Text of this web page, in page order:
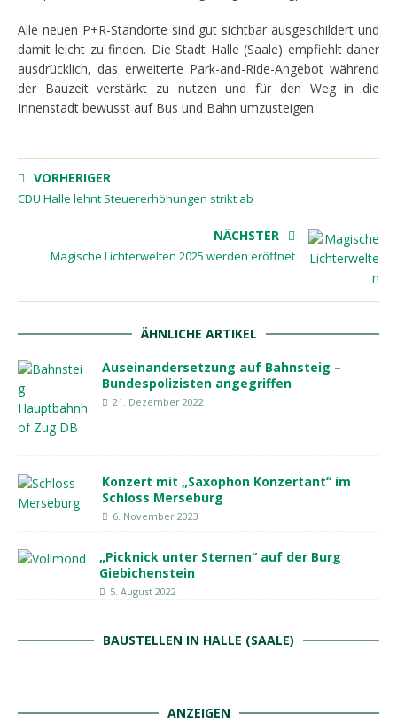
Alle neuen P+R-Standorte sind gut sichtbar ausgeschildert und
damit leicht zu finden. Die Stadt Halle (Saale) empfiehlt daher
ausdrücklich, das erweiterte Park-and-Ride-Angebot während
der Bauzeit verstärkt zu nutzen und für den Weg in die
Innenstadt bewusst auf Bus und Bahn umzusteigen.
VORHERIGER
CDU Halle lehnt Steuererhöhungen strikt ab
NÄCHSTER
Magische Lichterwelten 2025 werden eröffnet
ÄHNLICHE ARTIKEL
Auseinandersetzung auf Bahnsteig –
Bundespolizisten angegriffen
21. Dezember 2022
Konzert mit „Saxophon Konzertant“ im
Schloss Merseburg
6. November 2023
„Picknick unter Sternen“ auf der Burg
Giebichenstein
5. August 2022
BAUSTELLEN IN HALLE (SAALE)
ANZEIGEN